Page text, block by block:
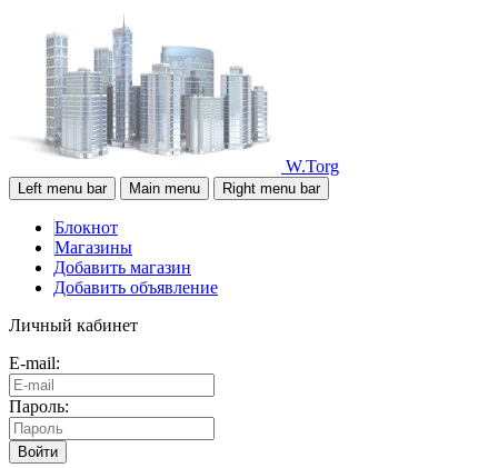
W.Torg
Left menu bar Main menu Right menu bar
Блокнот
Магазины
Добавить магазин
Добавить объявление
Личный кабинет
E-mail:
Пароль:
Войти